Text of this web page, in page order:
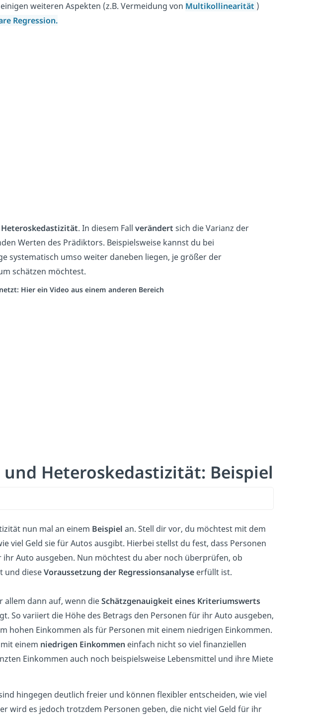
weiteren Aspekten (z.B. Vermeidung von Multikollinearität )
Regression.
Heteroskedastizität. In diesem Fall verändert sich die Varianz der
Werten des Prädiktors. Beispielsweise kannst du bei
systematisch umso weiter daneben liegen, je größer der
schätzen möchtest.
Hier ein Video aus einem anderen Bereich
Heteroskedastizität: Beispiel
nun mal an einem Beispiel an. Stell dir vor, du möchtest mit dem
viel Geld sie für Autos ausgibt. Hierbei stellst du fest, dass Personen
Auto ausgeben. Nun möchtest du aber noch überprüfen, ob
und dieseVoraussetzung der Regressionsanalyseerfüllt ist.
allem dann auf, wenn dieSchätzgenauigkeit eines Kriteriumswerts
So variiert die Höhe des Betrags den Personen für ihr Auto ausgeben,
hohen Einkommen als für Personen mit einem niedrigen Einkommen.
einem niedrigen Einkommen einfach nicht so viel finanziellen
Einkommen auch noch beispielsweise Lebensmittel und ihre Miete
hingegen deutlich freier und können flexibler entscheiden, wie viel
wird es jedoch trotzdem Personen geben, die nicht viel Geld für ihr